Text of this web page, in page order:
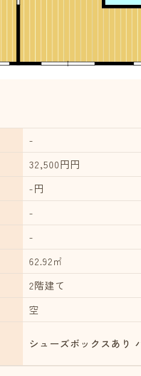
-
32,500円円
-円
-
-
62.92㎡
2階建て
空
シューズボックスあり